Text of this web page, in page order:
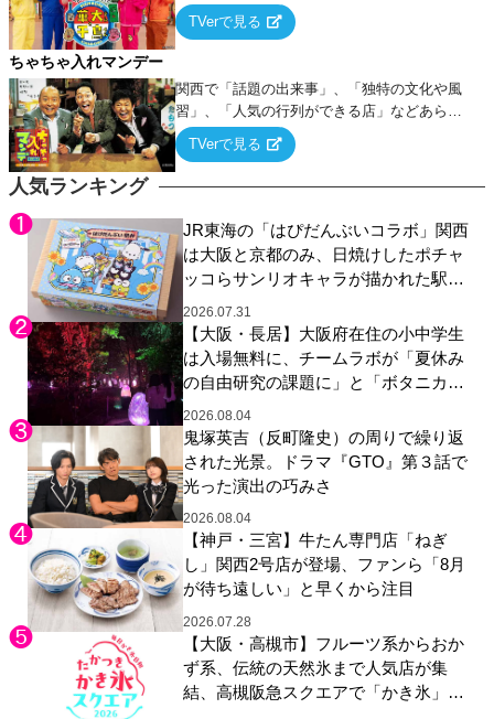
人気ランキング
JR東海の「はぴだんぶいコラボ」関西
は大阪と京都のみ、日焼けしたポチャ
ッコらサンリオキャラが描かれた駅弁
やグッズが登場
2026.07.31
【大阪・長居】大阪府在住の小中学生
は入場無料に、チームラボが「夏休み
の自由研究の課題に」と「ボタニカル
ガーデン 大阪」へ招待
2026.08.04
鬼塚英吉（反町隆史）の周りで繰り返
された光景。ドラマ『GTO』第３話で
光った演出の巧みさ
2026.08.04
【神戸・三宮】牛たん専門店「ねぎ
し」関西2号店が登場、ファンら「8月
が待ち遠しい」と早くから注目
2026.07.28
【大阪・高槻市】フルーツ系からおか
ず系、伝統の天然氷まで人気店が集
結、高槻阪急スクエアで「かき氷」祭
ー！
TVerで見る
ちゃちゃ入れマンデー
関西で「話題の出来事」、「独特の文化や風
習」、「人気の行列ができる店」などあらゆ
るテーマについて好き放題にちゃちゃを入れ
ていく関西色を前面に押し出したトークバラ
TVerで見る